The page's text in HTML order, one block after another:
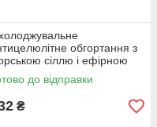
обгортання з
сіллю і ефірною
перцевої м'яти
Hollyskin 250
до відправки
₴